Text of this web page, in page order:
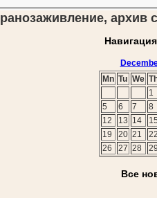
ранозаживление, архив
Mn Tu We
1
5
6 7
8
12
13 14
19
20 21
26
27 28
Все